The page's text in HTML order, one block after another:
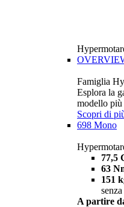
Famiglia
Esplora la
modello più
Scopri di
698 Mono
77,5
63
151
A partire